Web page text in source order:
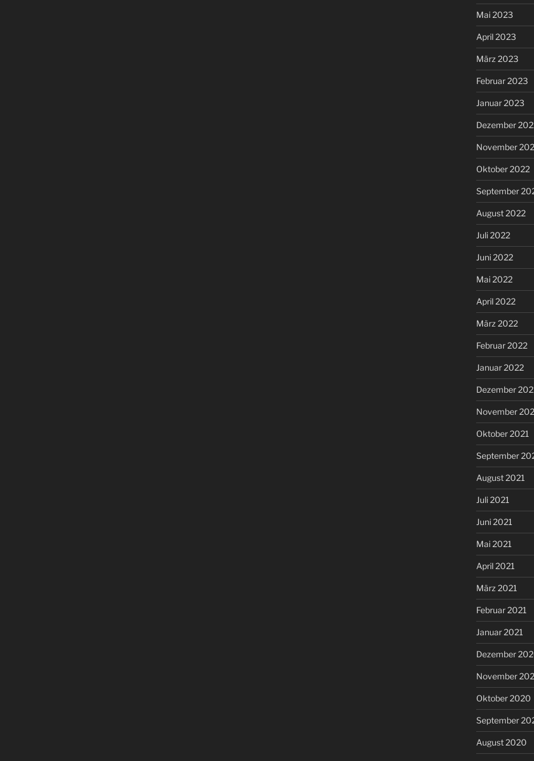
Mai 2023
April 2023
März 2023
Februar 2023
Januar 2023
Dezember
November
Oktober 2022
September
August 2022
Juli 2022
Juni 2022
Mai 2022
April 2022
März 2022
Februar 2022
Januar 2022
Dezember
November
Oktober 2021
September
August 2021
Juli 2021
Juni 2021
Mai 2021
April 2021
März 2021
Februar 2021
Januar 2021
Dezember
November
Oktober 2020
September
August 2020